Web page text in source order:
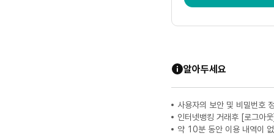
알아두세요
사용자의 보안 및 비밀번호
인터넷뱅킹 거래후 [로그아
약 10분 동안 이용 내역이